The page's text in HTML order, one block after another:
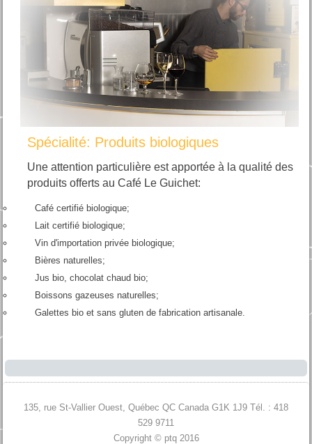
Spécialité: Produits biologiques
Une attention particulière est apportée à la qualité des
produits offerts au Café Le Guichet:
Café certifié biologique;
Lait certifié biologique;
Vin d'importation privée biologique;
Bières naturelles;
Jus bio, chocolat chaud bio;
Boissons gazeuses naturelles;
Galettes bio et sans gluten de fabrication artisanale.
135, rue St-Vallier Ouest, Québec QC Canada G1K 1J9 Tél. : 418
529 9711
Copyright © ptq 2016